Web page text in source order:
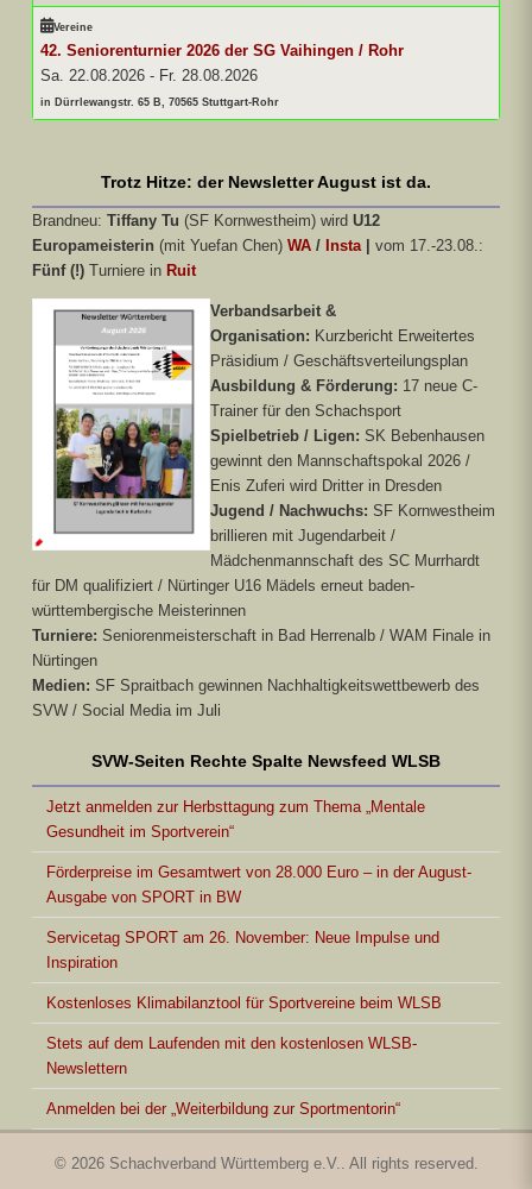
Vereine
42. Seniorenturnier 2026 der SG Vaihingen / Rohr
Sa. 22.08.2026 - Fr. 28.08.2026
in Dürrlewangstr. 65 B, 70565 Stuttgart-Rohr
Trotz Hitze: der Newsletter August ist da.
Brandneu: Tiffany Tu (SF Kornwestheim) wird U12
Europameisterin (mit Yuefan Chen) WA / Insta| vom 17.-23.08.:
Fünf (!) Turniere in Ruit
Verbandsarbeit &
Organisation: Kurzbericht Erweitertes
Präsidium / Geschäftsverteilungsplan
Ausbildung & Förderung: 17 neue C-
Trainer für den Schachsport
Spielbetrieb / Ligen: SK Bebenhausen
gewinnt den Mannschaftspokal 2026 /
Enis Zuferi wird Dritter in Dresden
Jugend / Nachwuchs: SF Kornwestheim
brillieren mit Jugendarbeit /
Mädchenmannschaft des SC Murrhardt
für DM qualifiziert / Nürtinger U16 Mädels erneut baden-
württembergische Meisterinnen
Turniere: Seniorenmeisterschaft in Bad Herrenalb / WAM Finale in
Nürtingen
Medien: SF Spraitbach gewinnen Nachhaltigkeitswettbewerb des
SVW / Social Media im Juli
SVW-Seiten Rechte Spalte Newsfeed WLSB
Jetzt anmelden zur Herbsttagung zum Thema „Mentale
Gesundheit im Sportverein“
Förderpreise im Gesamtwert von 28.000 Euro – in der August-
Ausgabe von SPORT in BW
Servicetag SPORT am 26. November: Neue Impulse und
Inspiration
Kostenloses Klimabilanztool für Sportvereine beim WLSB
Stets auf dem Laufenden mit den kostenlosen WLSB-
Newslettern
Anmelden bei der „Weiterbildung zur Sportmentorin“
© 2026 Schachverband Württemberg e.V.. All rights reserved.